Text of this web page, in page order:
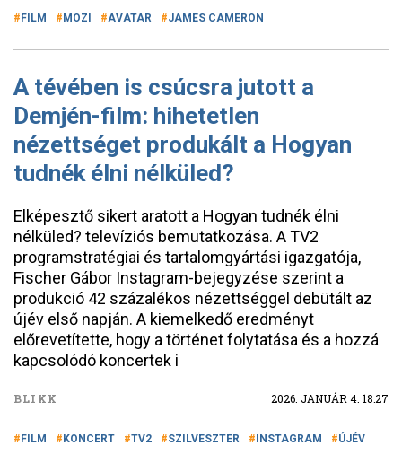
FILM MOZI AVATAR JAMES CAMERON
A tévében is csúcsra jutott a
Demjén-film: hihetetlen
nézettséget produkált a Hogyan
tudnék élni nélküled?
Elképesztő sikert aratott a Hogyan tudnék élni
nélküled? televíziós bemutatkozása. A TV2
programstratégiai és tartalomgyártási igazgatója,
Fischer Gábor Instagram-bejegyzése szerint a
produkció 42 százalékos nézettséggel debütált az
újév első napján. A kiemelkedő eredményt
előrevetítette, hogy a történet folytatása és a hozzá
kapcsolódó koncertek i
BLIKK 2026. JANUÁR 4. 18:27
FILM KONCERT TV2 SZILVESZTER INSTAGRAM ÚJÉV